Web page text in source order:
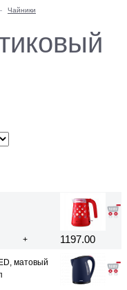
Чайники
+ 1197.00
матовый